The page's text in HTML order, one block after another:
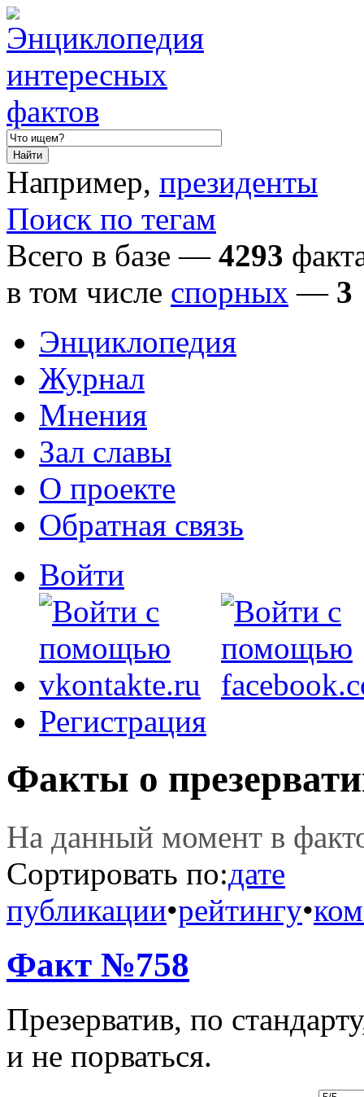
Например, президенты
Поиск по тегам
Всего в базе — 4293
в том числе спорных — 3
Энциклопедия
Журнал
Мнения
Зал славы
О проекте
Обратная связь
Войти
Регистрация
Факты о
На данный момент в
Сортировать по:дате
публикации•рейтингу•
Факт №758
Презерватив, по
и не порваться.